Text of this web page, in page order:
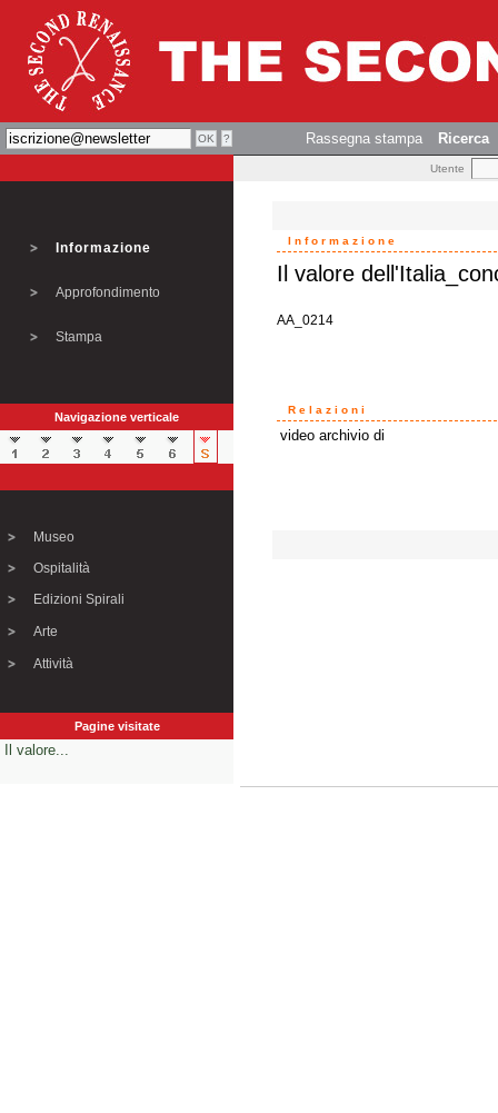
Rassegna stampa Ricerca
Utente
Informazione
Approfondimento
Stampa
Navigazione verticale
Museo
Ospitalità
Edizioni Spirali
Arte
Attività
Pagine visitate
Il valore...
Informazione
Il valore
AA_0214
Relazioni
video archivio di